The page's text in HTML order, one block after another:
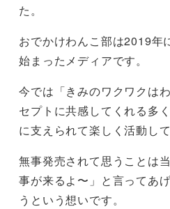
た。
おでかけわんこ部は2019年
始まったメディアです。
今では「きみのワクワクは
セプトに共感してくれる多
に支えられて楽しく活動して
無事発売されて思うことは
事が来るよ〜」と言ってあ
うという想いです。